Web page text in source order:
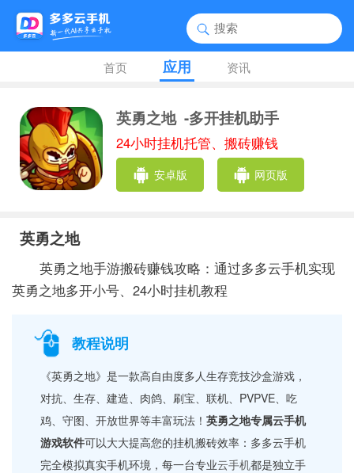
首页 应用 资讯
英勇之地 -多开挂机助手
24小时挂机托管、搬砖赚钱
安卓版 网页版
英勇之地
英勇之地手游搬砖赚钱攻略：通过多多云手机实现
英勇之地多开小号、24小时挂机教程
教程说明
《英勇之地》是一款高自由度多人生存竞技沙盒游戏，
对抗、生存、建造、肉鸽、刷宝、联机、PVPVE、吃
鸡、守图、开放世界等丰富玩法！英勇之地专属云手机
游戏软件可以大大提高您的挂机搬砖效率：多多云手机
完全模拟真实手机环境，每一台专业云手机都是独立手